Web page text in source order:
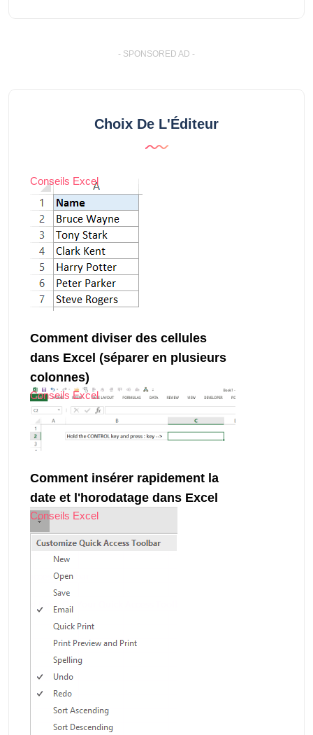
- SPONSORED AD -
Choix De L'Éditeur
Conseils Excel
Comment diviser des cellules
dans Excel (séparer en plusieurs
colonnes)
Conseils Excel
Comment insérer rapidement la
date et l'horodatage dans Excel
Conseils Excel